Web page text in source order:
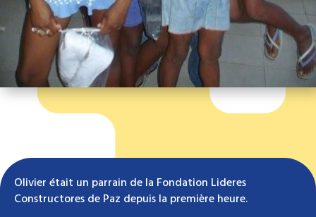
Olivier était un parrain de la Fondation Lideres
Constructores de Paz depuis la première heure.